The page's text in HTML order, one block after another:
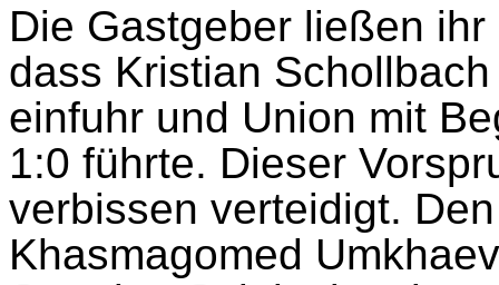
Die Gastgeber ließen
dass Kristian
einfuhr und Union mit
1:0 führte. Dieser
verbissen verteidigt.
Khasmagomed